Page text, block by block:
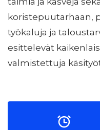
koristepuutarhaan,
työkaluja ja
esittelevät
valmistettuja